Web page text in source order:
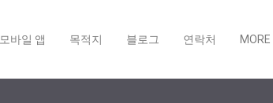
모바일 앱 목적지 블로그 연락처 MORE